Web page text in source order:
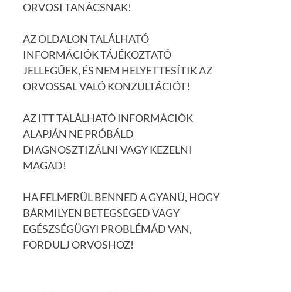
ORVOSI TANÁCSNAK!
AZ OLDALON TALÁLHATÓ
INFORMÁCIÓK TÁJÉKOZTATÓ
JELLEGŰEK, ÉS NEM HELYETTESÍTIK AZ
ORVOSSAL VALÓ KONZULTÁCIÓT!
AZ ITT TALÁLHATÓ INFORMÁCIÓK
ALAPJÁN NE PRÓBÁLD
DIAGNOSZTIZÁLNI VAGY KEZELNI
MAGAD!
HA FELMERÜL BENNED A GYANÚ, HOGY
BÁRMILYEN BETEGSÉGED VAGY
EGÉSZSÉGÜGYI PROBLÉMÁD VAN,
FORDULJ ORVOSHOZ!